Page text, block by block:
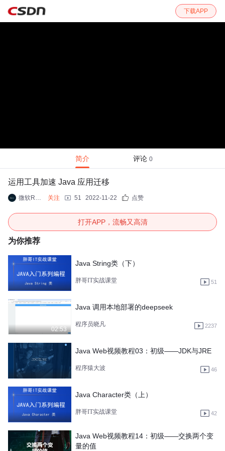
下载APP
简介 评论 0
运用工具加速 Java 应用迁移
微软Reactor 关注 51 2022-11-22 点赞
打开APP，流畅又高清
为你推荐
Java String类（下）
胖哥IT实战课堂 51
02:53
Java 调用本地部署的deepseek
程序员晓凡 2237
Java Web视频教程03：初级——JDK与JRE
程序猿大波 46
Java Character类（上）
胖哥IT实战课堂 42
Java Web视频教程14：初级——交换两个变
量的值